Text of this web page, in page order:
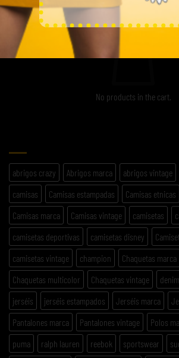
No products in the cart.
abrigos crazy Abrigos marca abrigos vintage
camisas
Camisas estampadas Camisas etnicas
Camisas marca
Camisas vintage camisetas
camisetas deportivas
camisetas disney
camisetas vintage
champion
Chaquetas marca
Chaquetas multicolor
Chaquetas vintage denim
jerséis
jerséis estampados Jerséis marca
Pantalones marca
Pantalones vintage Polos
puma
ralph lauren reebok sportswear